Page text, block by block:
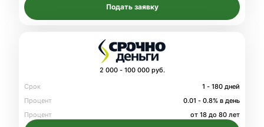
Подать заявку
2 000 - 100 000 руб.
Срок
1 - 180 дней
Процент
0.01 - 0.8% в день
Процент
от 18 до 80 лет